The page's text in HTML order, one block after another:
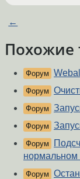
←
Похожие
Форум
Форум
Форум
Форум
Форум
нормальном
Форум